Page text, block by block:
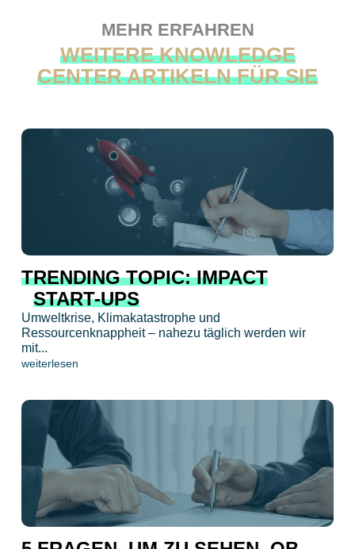
MEHR ERFAHREN
WEITERE KNOWLEDGE
CENTER ARTIKELN FÜR SIE
TRENDING TOPIC: IMPACT
START-UPS
Umweltkrise, Klimakatastrophe und
Ressourcenknappheit – nahezu täglich werden wir
mit...
weiterlesen